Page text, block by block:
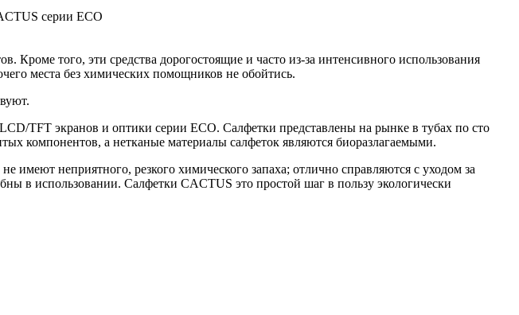
того, эти средства дорогостоящие и часто из-за интенсивного использования
места без химических помощников не обойтись.
TFT экранов и оптики серии ЕСО. Салфетки представлены на рынке в тубах по сто
компонентов, а нетканые материалы салфеток являются биоразлагаемыми.
неприятного, резкого химического запаха; отлично справляются с уходом за
в использовании. Салфетки CACTUS это простой шаг в пользу экологически